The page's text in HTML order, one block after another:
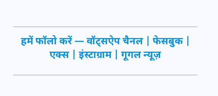
हमें फॉलो करें — वॉट्सऐप चैनल फेसबुक
एक्स
इंस्टाग्राम गूगल न्यूज़